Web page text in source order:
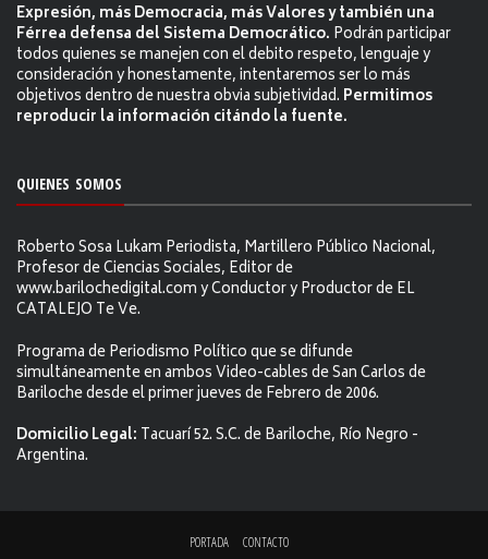
Expresión, más Democracia, más Valores y también una
Férrea defensa del Sistema Democrático. Podrán participar
todos quienes se manejen con el debito respeto, lenguaje y
consideración y honestamente, intentaremos ser lo más
objetivos dentro de nuestra obvia subjetividad. Permitimos
reproducir la información citándo la fuente.
QUIENES SOMOS
Roberto Sosa Lukam Periodista, Martillero Público Nacional,
Profesor de Ciencias Sociales, Editor de
www.barilochedigital.com y Conductor y Productor de EL
CATALEJO Te Ve.
Programa de Periodismo Político que se difunde
simultáneamente en ambos Video-cables de San Carlos de
Bariloche desde el primer jueves de Febrero de 2006.
Domicilio Legal: Tacuarí 52. S.C. de Bariloche, Río Negro -
Argentina.
PORTADA CONTACTO